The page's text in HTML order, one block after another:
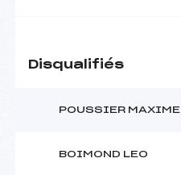
Disqualifiés
POUSSIER MAXIME
BOIMOND LEO